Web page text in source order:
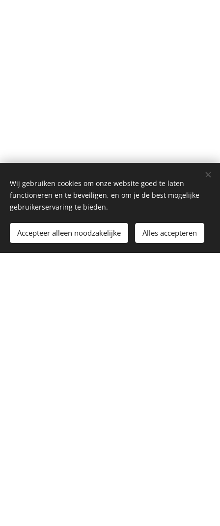
Toevoegen aan de winkelwagen
Wij gebruiken cookies om onze website goed te laten
functioneren en te beveiligen, en om je de best mogelijke
gebruikerservaring te bieden.
Accepteer alleen noodzakelijke Alles accepteren